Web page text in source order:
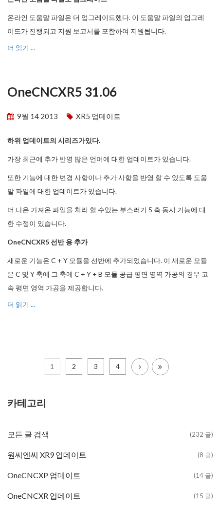
온라인 도움말 파일은 더 업그레이드했다. 이 도움말 파일의 업그레
이드가 진행되고 지원 보고서를 포함하여 지원됩니다.
더 읽기 ...
OneCNCXR5 31.06
9월 14 2013 XR5 업데이트
하위 업데이트의 시리즈가있다.
가장 최근에 추가 반영 많은 언어에 대한 업데이트가 있습니다.
또한 기능에 대한 변경 사항이나 추가 사항을 반영 할 수 있도록 도움
말 파일에 대한 업데이트가 있습니다.
더 나은 가져온 파일을 처리 할 수​​있는 부스러기 5 축 동시 기능에 대
한 수정이 있습니다.
OneCNCXR5 선반 용 추가
새로운 기능은 C + Y 모듈을 선반에 추가되었습니다. 이 새로운 모듈
은 C 및 Y 축에 그 축에 C + Y + B 모듈 공급 평면 영역 가공의 경우 고
속 평면 영역 가공을 제공합니다.
더 읽기 ...
1 2 3 4
카테고리
모든 글 검색 (232 글)
원씨엔씨 XR9 업데이트 (8 글)
OneCNCXP 업데이트 (14 글)
OneCNCXR 업데이트 (15 글)